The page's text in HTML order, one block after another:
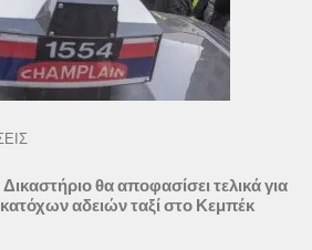
θα αποφασίσει τελικά για
αδειών ταξί στο Κεμπέκ